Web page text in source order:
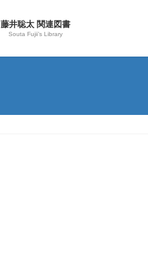
藤井聡太 関連図書
Souta Fujii’s Library